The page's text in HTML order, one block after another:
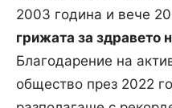
2003 година и вече
грижата за здравето
Благодарение на
общество през 2022